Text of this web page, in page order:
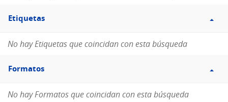
Filtro
Etiquetas
Etiquetas
No hay Etiquetas que coincidan con esta búsqueda
Filtro
Formatos
Formatos
No hay Formatos que coincidan con esta búsqueda